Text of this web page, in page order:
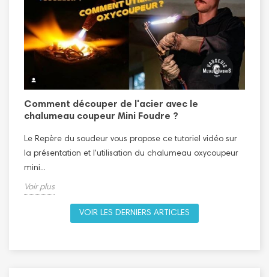
Comment découper de l'acier avec le
chalumeau coupeur Mini Foudre ?
Le Repère du soudeur vous propose ce tutoriel vidéo sur
la présentation et l'utilisation du chalumeau oxycoupeur
mini...
Voir plus
VOIR LES DERNIERS ARTICLES